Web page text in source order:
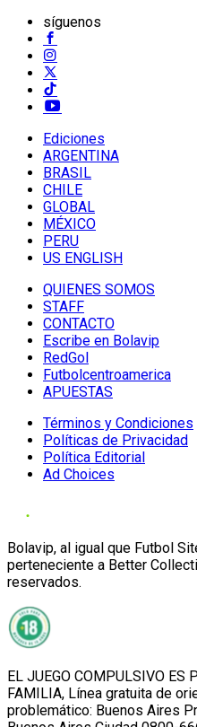
síguenos
Ediciones
ARGENTINA
BRASIL
CHILE
GLOBAL
MÉXICO
PERU
US ENGLISH
QUIENES SOMOS
STAFF
CONTACTO
Escribe en Bolavip
RedGol
Futbolcentroamerica
APUESTAS
Términos y Condiciones
Políticas de Privacidad
Política Editorial
Ad Choices
Bolavip, al igual que Futbol
perteneciente a Better
reservados.
EL JUEGO COMPULSIVO ES
FAMILIA, Línea gratuita de
problemático: Buenos Aires